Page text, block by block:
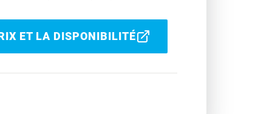
ET LA DISPONIBILITÉ